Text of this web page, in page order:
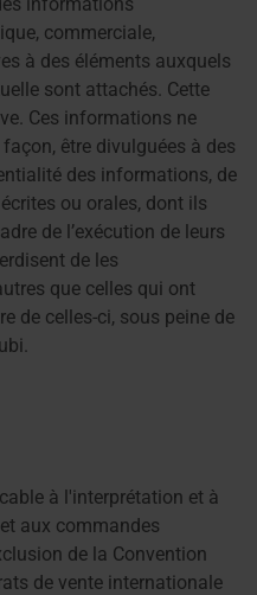
commerciale,
à des éléments auxquels
sont attachés. Cette
Ces informations ne
être divulguées à des
des informations, de
ou orales, dont ils
de l’exécution de leurs
de les
que celles qui ont
de celles-ci, sous peine de
à l'interprétation et à
aux commandes
de la Convention
de vente internationale